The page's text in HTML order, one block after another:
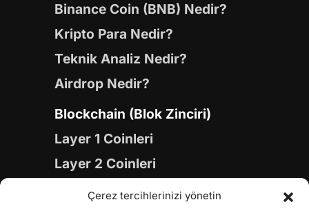
Çerez tercihlerinizi yönetin
Binance Coin (BNB) Nedir?
Kripto Para Nedir?
Teknik Analiz Nedir?
Airdrop Nedir?
Blockchain (Blok Zinciri)
Layer 1 Coinleri
Layer 2 Coinleri
Yapay Zeka (AI) Coinleri